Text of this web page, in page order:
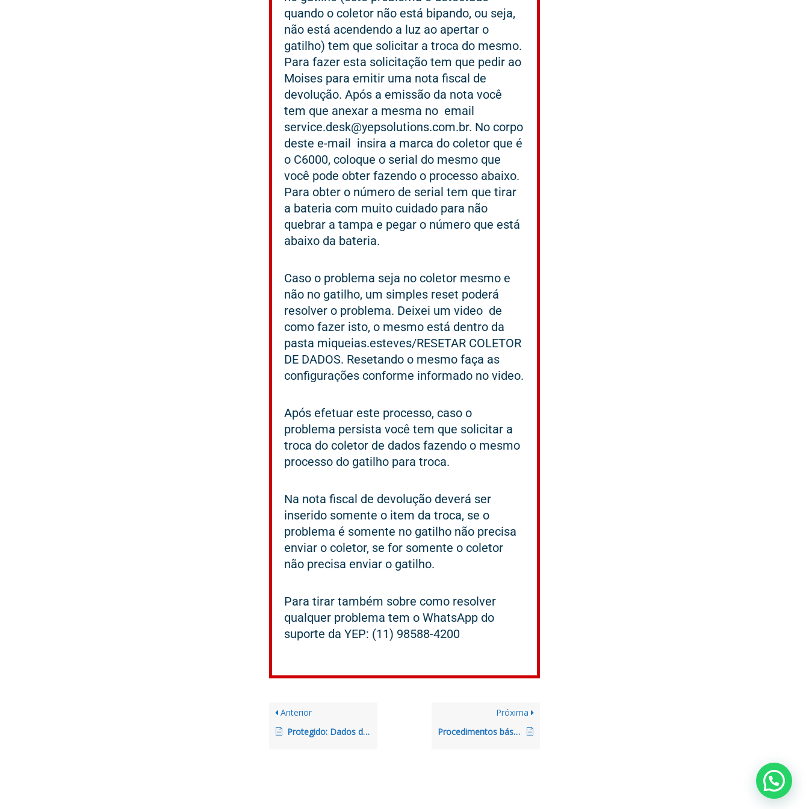
quando o coletor não está bipando, ou seja,
não está acendendo a luz ao apertar o
gatilho) tem que solicitar a troca do mesmo.
Para fazer esta solicitação tem que pedir ao
Moises para emitir uma nota fiscal de
devolução. Após a emissão da nota você
tem que anexar a mesma no email
service.desk@yepsolutions.com.br. No corpo
deste e-mail insira a marca do coletor que é
o C6000, coloque o serial do mesmo que
você pode obter fazendo o processo abaixo.
Para obter o número de serial tem que tirar
a bateria com muito cuidado para não
quebrar a tampa e pegar o número que está
abaixo da bateria.
Caso o problema seja no coletor mesmo e
não no gatilho, um simples reset poderá
resolver o problema. Deixei um video de
como fazer isto, o mesmo está dentro da
pasta miqueias.esteves/RESETAR COLETOR
DE DADOS. Resetando o mesmo faça as
configurações conforme informado no video.
Após efetuar este processo, caso o
problema persista você tem que solicitar a
troca do coletor de dados fazendo o mesmo
processo do gatilho para troca.
Na nota fiscal de devolução deverá ser
inserido somente o item da troca, se o
problema é somente no gatilho não precisa
enviar o coletor, se for somente o coletor
não precisa enviar o gatilho.
Para tirar também sobre como resolver
qualquer problema tem o WhatsApp do
suporte da YEP: (11) 98588-4200
Anterior
Protegido: Dados dos Registros das Empresas do Grupo
Próxima
Procedimentos básicos que podem resolver seu problema